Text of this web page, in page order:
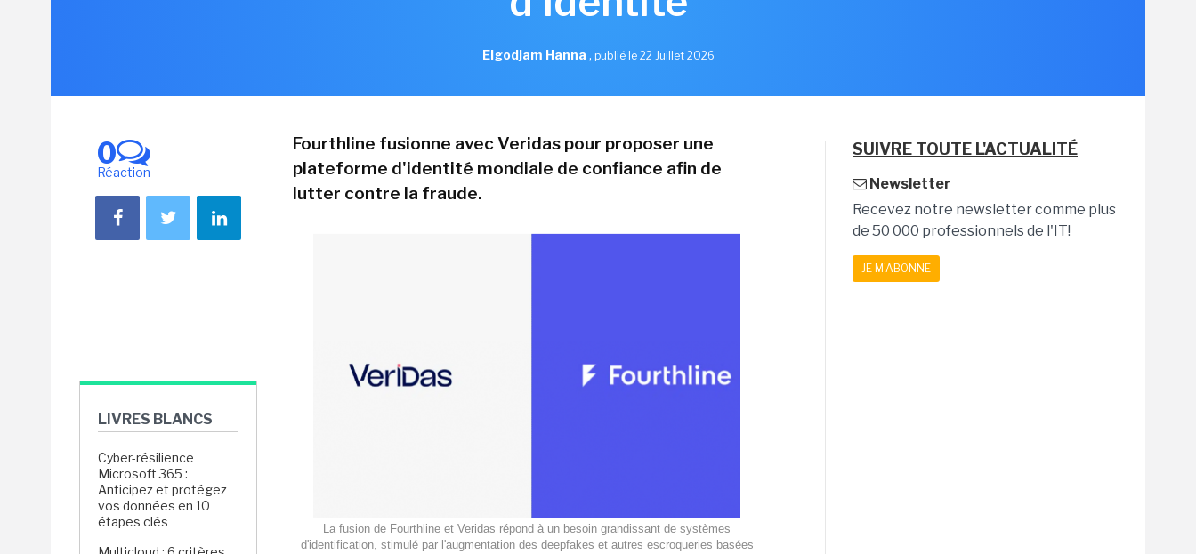
Elgodjam Hanna , publié le 22 Juillet 2026
0
Réaction
LIVRES BLANCS
Cyber-résilience
Microsoft 365 :
Anticipez et protégez
vos données en 10
étapes clés
Fourthline fusionne avec Veridas pour proposer une
plateforme d'identité mondiale de confiance afin de
lutter contre la fraude.
La fusion de Fourthline et Veridas répond à un besoin grandissant de systèmes
d'identification, stimulé par l'augmentation des deepfakes et autres escroqueries basées
SUIVRE TOUTE L'ACTUALITÉ
Newsletter
Recevez notre newsletter comme plus
de 50 000 professionnels de l'IT!
JE M'ABONNE